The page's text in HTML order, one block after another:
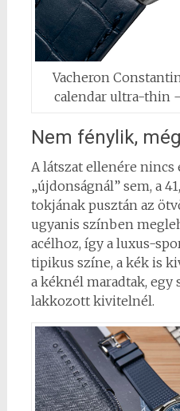
Vacheron
calendar ultra-thin
Nem fénylik,
A látszat ellenére nincs
„újdonságnál” sem, a
tokjának pusztán az
ugyanis színben
acélhoz, így a luxus-
tipikus színe, a kék is
a kéknél maradtak, egy
lakkozott kivitelnél.